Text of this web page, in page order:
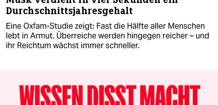
Durchschnittsjahresgehalt
Eine Oxfam-Studie zeigt: Fast die Hälfte aller Menschen
lebt in Armut. Überreiche werden hingegen reicher – und
ihr Reichtum wächst immer schneller.